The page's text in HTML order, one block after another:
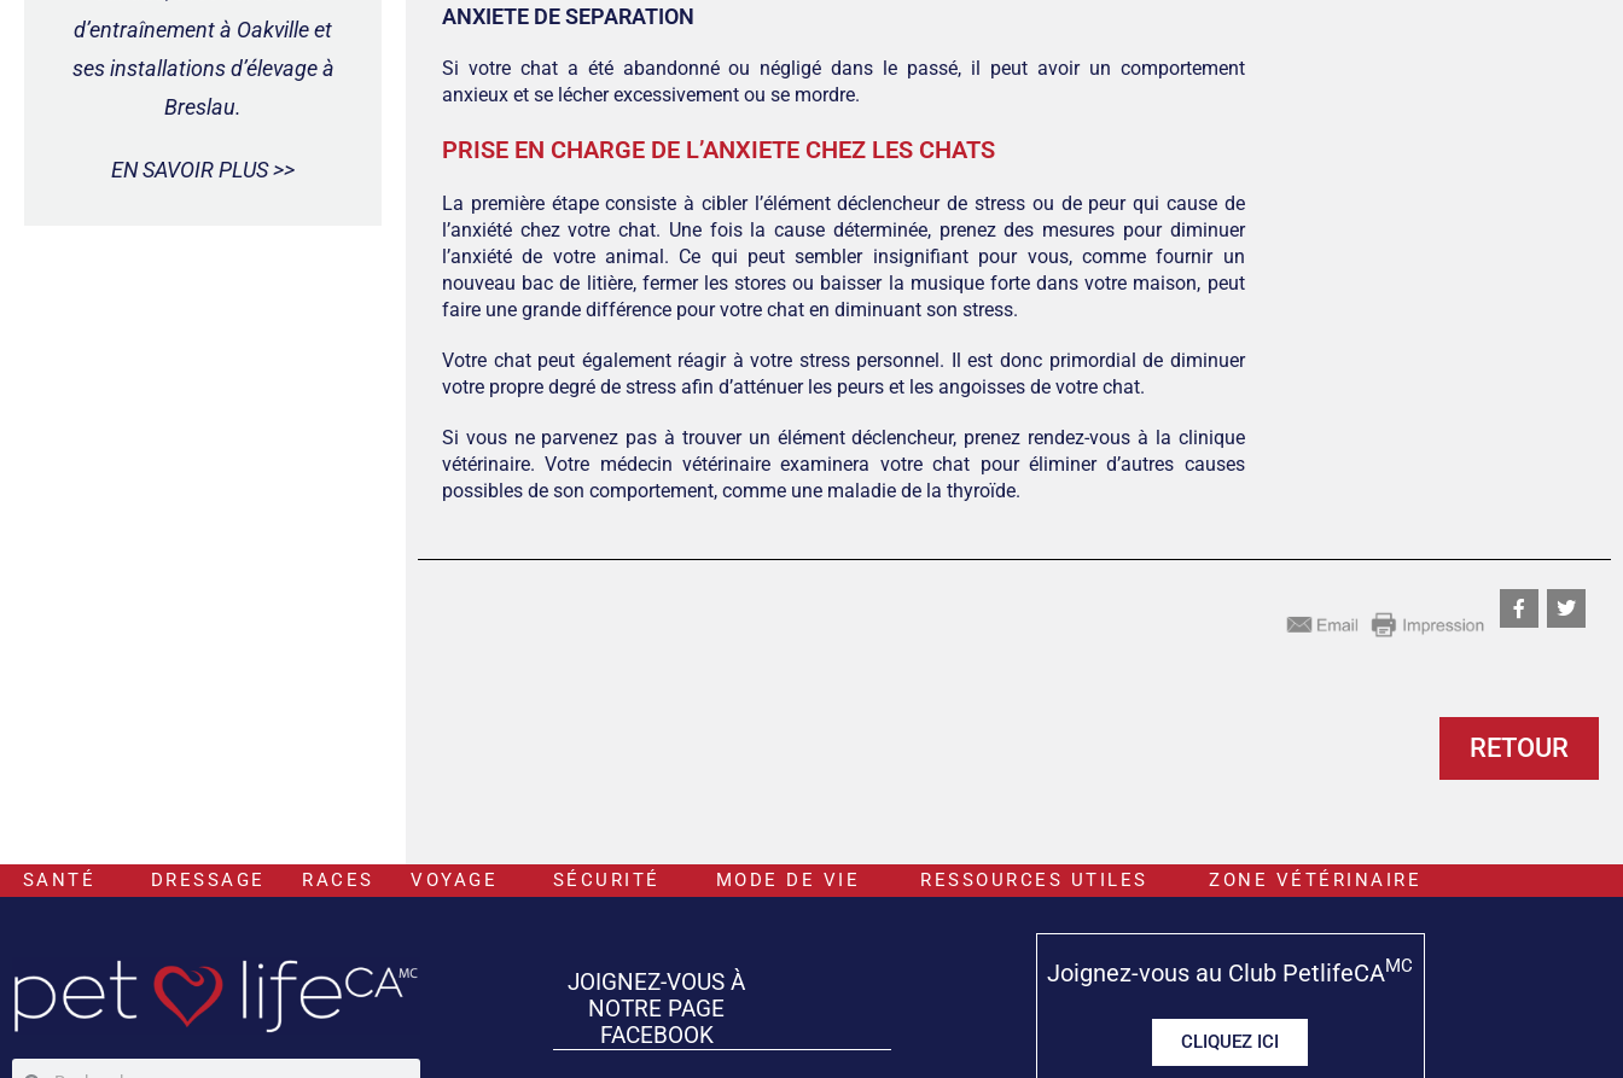
d’entraînement à Oakville et
ses installations d’élevage à
Breslau.
EN SAVOIR PLUS >>
ANXIETE DE SEPARATION
Si votre chat a été abandonné ou négligé dans le passé, il peut avoir un comportement
anxieux et se lécher excessivement ou se mordre.
PRISE EN CHARGE DE L’ANXIETE CHEZ LES CHATS
La première étape consiste à cibler l’élément déclencheur de stress ou de peur qui cause de
l’anxiété chez votre chat. Une fois la cause déterminée, prenez des mesures pour diminuer
l’anxiété de votre animal. Ce qui peut sembler insignifiant pour vous, comme fournir un
nouveau bac de litière, fermer les stores ou baisser la musique forte dans votre maison, peut
faire une grande différence pour votre chat en diminuant son stress.
Votre chat peut également réagir à votre stress personnel. Il est donc primordial de diminuer
votre propre degré de stress afin d’atténuer les peurs et les angoisses de votre chat.
Si vous ne parvenez pas à trouver un élément déclencheur, prenez rendez-vous à la clinique
vétérinaire. Votre médecin vétérinaire examinera votre chat pour éliminer d’autres causes
possibles de son comportement, comme une maladie de la thyroïde.
RETOUR
SANTÉ DRESSAGE RACES VOYAGE SÉCURITÉ MODE DE VIE RESSOURCES UTILES ZONE VÉTÉRINAIRE
JOIGNEZ-VOUS À
NOTRE PAGE
FACEBOOK
Joignez-vous au Club PetlifeCAMC
CLIQUEZ ICI